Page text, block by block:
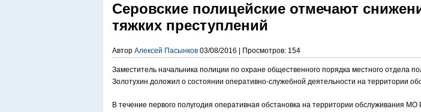
Серовские полицейские отмечают
тяжких преступлений
Автор Алексей Пасынков 03/08/2016 | Просмотров: 154
Заместитель начальника полиции по охране общественного порядка местного отдела
Золотухин доложил о состоянии оперативно-служебной деятельности на территории
В течение первого полугодия оперативная обстановка на территории обслуживания МО